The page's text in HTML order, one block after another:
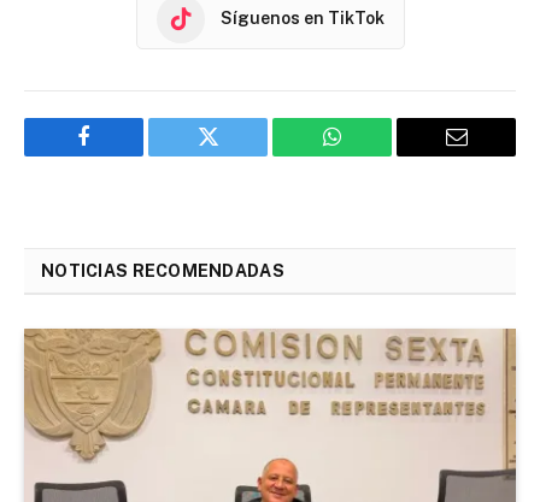
Síguenos en TikTok
Facebook Twitter WhatsApp Email
NOTICIAS RECOMENDADAS